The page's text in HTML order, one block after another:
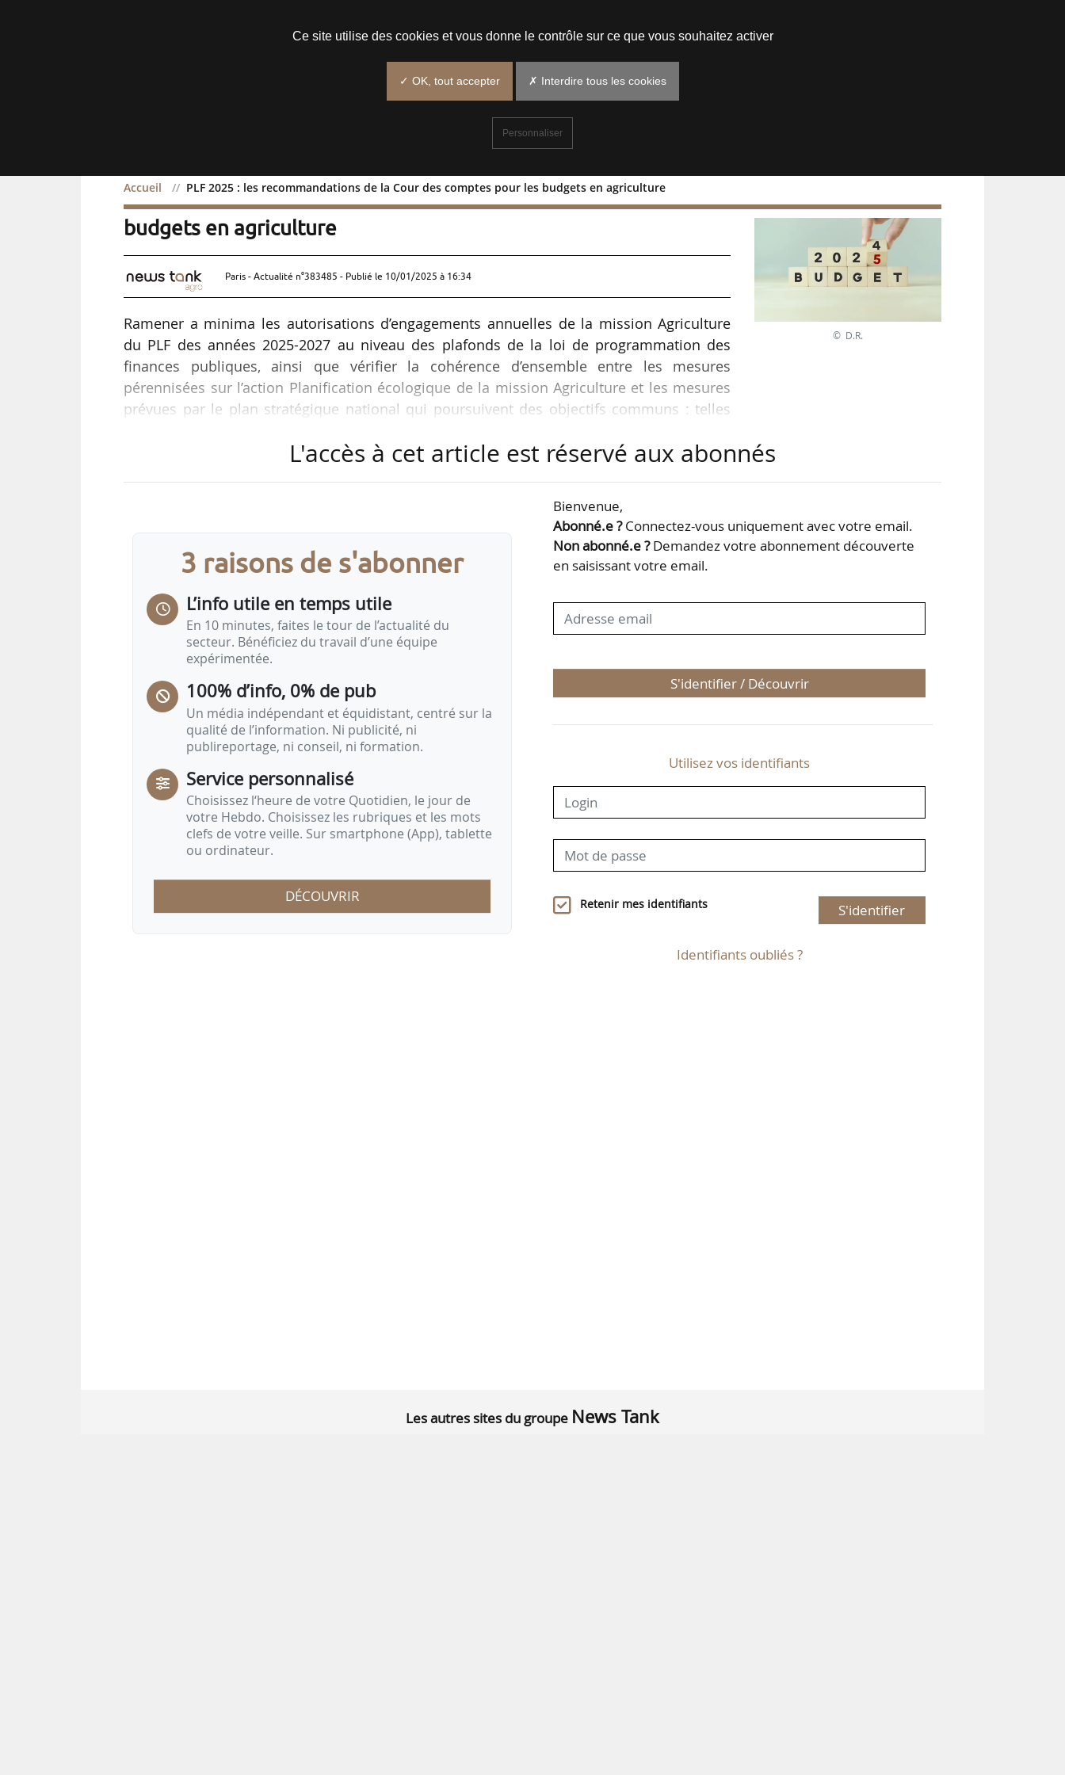
Accueil PLF 2025 : les recommandations de la Cour des comptes pour les budgets en agriculture
PLF 2025 : les recommandations de la Cour des comptes pour les
budgets en agriculture
Paris - Actualité n°383485 - Publié le 10/01/2025 à 16:34
Ramener a minima les autorisations d’engagements annuelles de la mission Agriculture
du PLF des années 2025-2027 au niveau des plafonds de la loi de programmation des
finances publiques, ainsi que vérifier la cohérence d’ensemble entre les mesures
pérennisées sur l’action Planification écologique de la mission Agriculture et les mesures
prévues par le plan stratégique national qui poursuivent des objectifs communs : telles
l’agriculture, formulées dans sa note de synthèse « Les mesures d’aide exceptionnelles :
« Dans son dernier rapport sur la situation d’ensemble des finances publiques, publié en
© D.R.
L'accès à cet article est réservé aux abonnés
3 raisons de s'abonner
L’info utile en temps utile
En 10 minutes, faites le tour de l’actualité du
secteur. Bénéficiez du travail d’une équipe
expérimentée.
100% d’info, 0% de pub
Un média indépendant et équidistant, centré sur la
qualité de l’information. Ni publicité, ni
publireportage, ni conseil, ni formation.
Service personnalisé
Choisissez l‘heure de votre Quotidien, le jour de
votre Hebdo. Choisissez les rubriques et les mots
clefs de votre veille. Sur smartphone (App), tablette
ou ordinateur.
DÉCOUVRIR
Bienvenue,
Abonné.e ?Connectez-vous uniquement avec votre email.
Non abonné.e ?Demandez votre abonnement découverte
en saisissant votre email.
S'identifier / Découvrir
Utilisez vos identifiants
Retenir mes identifiants S'identifier
Identifiants oubliés ?
Les autres sites du groupe News Tank
Ce site utilise des cookies et vous donne le contrôle sur ce que vous souhaitez activer
✓ OK, tout accepter ✗ Interdire tous les cookies
Personnaliser